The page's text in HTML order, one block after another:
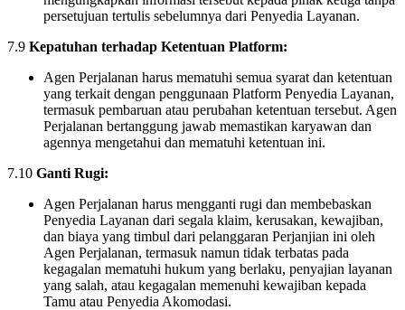
persetujuan tertulis sebelumnya dari Penyedia Layanan.
7.9 Kepatuhan terhadap Ketentuan Platform:
Agen Perjalanan harus mematuhi semua syarat dan ketentuan
yang terkait dengan penggunaan Platform Penyedia Layanan,
termasuk pembaruan atau perubahan ketentuan tersebut. Agen
Perjalanan bertanggung jawab memastikan karyawan dan
agennya mengetahui dan mematuhi ketentuan ini.
7.10 Ganti Rugi:
Agen Perjalanan harus mengganti rugi dan membebaskan
Penyedia Layanan dari segala klaim, kerusakan, kewajiban,
dan biaya yang timbul dari pelanggaran Perjanjian ini oleh
Agen Perjalanan, termasuk namun tidak terbatas pada
kegagalan mematuhi hukum yang berlaku, penyajian layanan
yang salah, atau kegagalan memenuhi kewajiban kepada
Tamu atau Penyedia Akomodasi.